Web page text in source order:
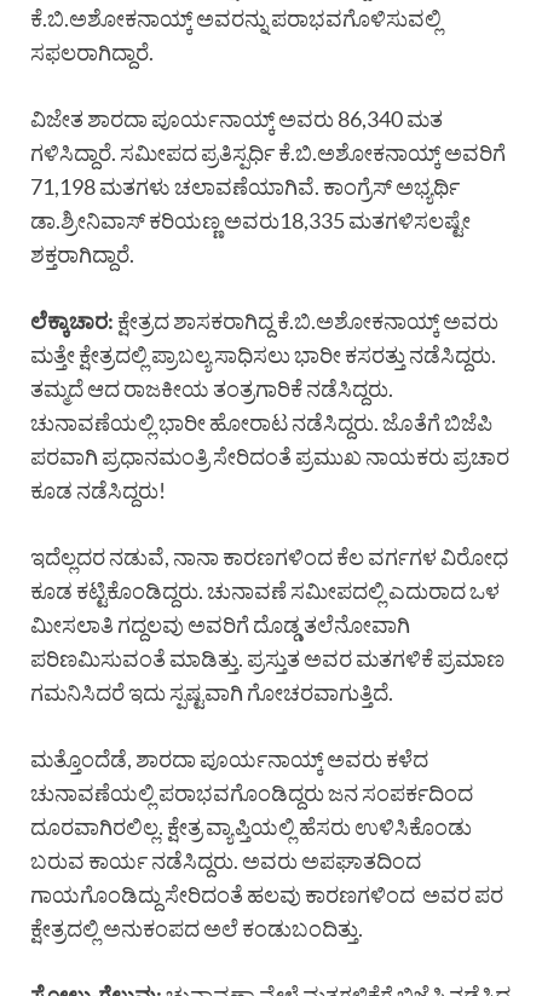
ಕೆ.ಬಿ.ಅಶೋಕನಾಯ್ಕ್ ಅವರನ್ನು ಪರಾಭವಗೊಳಿಸುವಲ್ಲಿ
ಸಫಲರಾಗಿದ್ದಾರೆ.
ವಿಜೇತ ಶಾರದಾ ಪೂರ್ಯನಾಯ್ಕ್ ಅವರು 86,340 ಮತ
ಗಳಿಸಿದ್ದಾರೆ. ಸಮೀಪದ ಪ್ರತಿಸ್ಪರ್ಧಿ ಕೆ.ಬಿ.ಅಶೋಕನಾಯ್ಕ್ ಅವರಿಗೆ
71,198 ಮತಗಳು ಚಲಾವಣೆಯಾಗಿವೆ. ಕಾಂಗ್ರೆಸ್ ಅಭ್ಯರ್ಥಿ
ಡಾ.ಶ್ರೀನಿವಾಸ್ ಕರಿಯಣ್ಣ ಅವರು18,335 ಮತಗಳಿಸಲಷ್ಟೇ
ಶಕ್ತರಾಗಿದ್ದಾರೆ.
ಲೆಕ್ಕಾಚಾರ: ಕ್ಷೇತ್ರದ ಶಾಸಕರಾಗಿದ್ದ ಕೆ.ಬಿ.ಅಶೋಕನಾಯ್ಕ್ ಅವರು
ಮತ್ತೇ ಕ್ಷೇತ್ರದಲ್ಲಿ ಪ್ರಾಬಲ್ಯ ಸಾಧಿಸಲು ಭಾರೀ ಕಸರತ್ತು ನಡೆಸಿದ್ದರು.
ತಮ್ಮದೆ ಆದ ರಾಜಕೀಯ ತಂತ್ರಗಾರಿಕೆ ನಡೆಸಿದ್ದರು.
ಚುನಾವಣೆಯಲ್ಲಿ ಭಾರೀ ಹೋರಾಟ ನಡೆಸಿದ್ದರು. ಜೊತೆಗೆ ಬಿಜೆಪಿ
ಪರವಾಗಿ ಪ್ರಧಾನಮಂತ್ರಿ ಸೇರಿದಂತೆ ಪ್ರಮುಖ ನಾಯಕರು ಪ್ರಚಾರ
ಕೂಡ ನಡೆಸಿದ್ದರು!
ಇದೆಲ್ಲದರ ನಡುವೆ, ನಾನಾ ಕಾರಣಗಳಿಂದ ಕೆಲ ವರ್ಗಗಳ ವಿರೋಧ
ಕೂಡ ಕಟ್ಟಿಕೊಂಡಿದ್ದರು. ಚುನಾವಣೆ ಸಮೀಪದಲ್ಲಿ ಎದುರಾದ ಒಳ
ಮೀಸಲಾತಿ ಗದ್ದಲವು ಅವರಿಗೆ ದೊಡ್ಡ ತಲೆನೋವಾಗಿ
ಪರಿಣಮಿಸುವಂತೆ ಮಾಡಿತ್ತು. ಪ್ರಸ್ತುತ ಅವರ ಮತಗಳಿಕೆ ಪ್ರಮಾಣ
ಗಮನಿಸಿದರೆ ಇದು ಸ್ಪಷ್ಟವಾಗಿ ಗೋಚರವಾಗುತ್ತಿದೆ.
ಮತ್ತೊಂದೆಡೆ, ಶಾರದಾ ಪೂರ್ಯನಾಯ್ಕ್ ಅವರು ಕಳೆದ
ಚುನಾವಣೆಯಲ್ಲಿ ಪರಾಭವಗೊಂಡಿದ್ದರು ಜನ ಸಂಪರ್ಕದಿಂದ
ದೂರವಾಗಿರಲಿಲ್ಲ. ಕ್ಷೇತ್ರ ವ್ಯಾಪ್ತಿಯಲ್ಲಿ ಹೆಸರು ಉಳಿಸಿಕೊಂಡು
ಬರುವ ಕಾರ್ಯ ನಡೆಸಿದ್ದರು. ಅವರು ಅಪಘಾತದಿಂದ
ಗಾಯಗೊಂಡಿದ್ದು ಸೇರಿದಂತೆ ಹಲವು ಕಾರಣಗಳಿಂದ ಅವರ ಪರ
ಕ್ಷೇತ್ರದಲ್ಲಿ ಅನುಕಂಪದ ಅಲೆ ಕಂಡುಬಂದಿತ್ತು.